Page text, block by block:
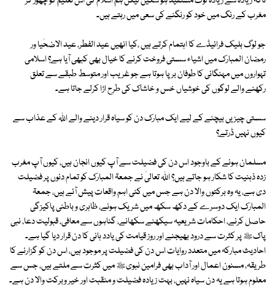
مغرب کے رنگ میں خود کو رنگنے کی سعی میں رہتے ہیں۔
جو لوگ بلیک فرائیڈے کا اہتمام کرتے ہیں ،کیا انھیں عید الفطر، عید الاضحٰیا ور
رمضان المبارک میں اشیاء سستی فروخت کرنے کا خیال بھی کبھی آیا ہے؟ اسلامی
تہواروں میں مہنگائی کا طوفان برپا ہوتا ہے جو غریب اور متوسط طبقے سے تعلق
رکھنے والے لوگوں کی خوشیاں خس و خاشاک کی طرح اڑا کرلے جاتا ہے۔
سستی چیزیں بیچنے کے لیے ایک مبارک دن کو سیاہ قرار دینے والے اﷲ کے عذاب سے
کیوں نہیں ڈرتے؟
مسلمان ہونے کے باوجود اس دن کی فضیلت سے آپ کیوں انجان ہیں، کیوں آپ مغرب
زدہ ذہنیت کا شکار ہو جاتے ہیں؟ اللہ تعالیٰ نے جمعۃ المبارک کو تمام دنوں پر فضیلت
دی ہے، یہ وہ برکتوں والا دن ہے جس میں کئی اہم واقعات پیش آئے ہیں، جمعۃ
المبارک ایک دوسرے کے دکھ سکھ میں شریک ہونے، ظاہری و باطنی پاکیزگی
حاصل کرنے، احکامات شریعیہ سیکھنے سکھانے، گناہوں سے معافی، قبولیت دعا، نبی
پاکﷺ پر کثرت سے درود بھیجنے اور روز قیامت کی یادد ہانی کا دن قرار دیا گیا ہے۔
احادیث مبارکہ میں متعدد روایات اس دن کی فضیلت پر موجود ہیں، اس دن کو گزارنے کا
طریقہ، مسنون اعمال اور آداب بھی فرامین نبویﷺ میں کثرت سے ملتے ہیں، جس سے
معلوم ہوتا ہے یہ دن سیاہ نہیں، بہت زیادہ فضیلت و منقبت اور خیر وبرکت والا دن ہے۔